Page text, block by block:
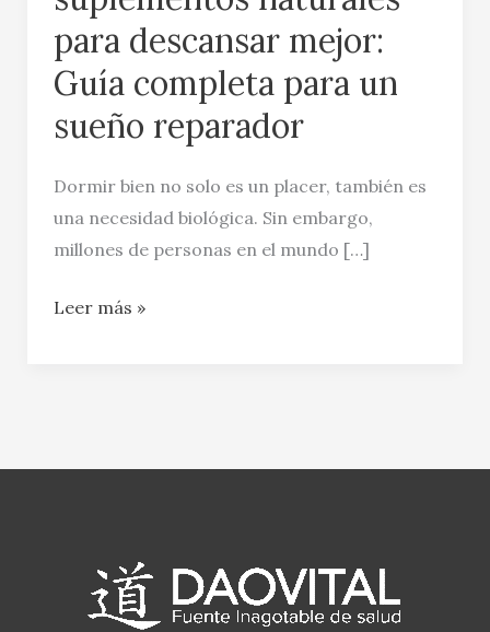
para descansar mejor:
Guía completa para un
sueño reparador
Dormir bien no solo es un placer, también es
una necesidad biológica. Sin embargo,
millones de personas en el mundo […]
Leer más »